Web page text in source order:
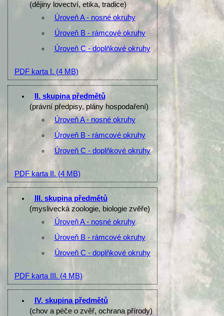
(dějiny lovectví, etika, tradice)
Úroveň A - nosné okruhy
Úroveň B - rámcové okruhy
Úroveň C - doplňkové okruhy
PDF karta I. (4 MB)
II. skupina předmětů
(právní předpisy, plány hospodaření)
Úroveň A - nosné okruhy
Úroveň B - rámcové okruhy
Úroveň C - doplňkové okruhy
PDF karta II. (4 MB)
III. skupina předmětů
(myslivecká zoologie, biologie zvěře)
Úroveň A - nosné okruhy
Úroveň B - rámcové okruhy
Úroveň C - doplňkové okruhy
PDF karta III. (4 MB)
IV. skupina předmětů
(chov a péče o zvěř, ochrana přírody)